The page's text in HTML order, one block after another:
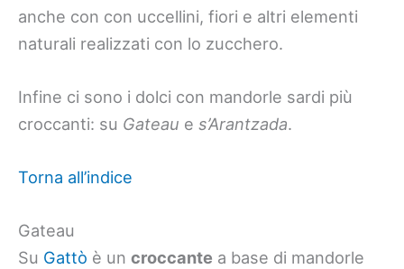
anche con con uccellini, fiori e altri elementi
naturali realizzati con lo zucchero.
Infine ci sono i dolci con mandorle sardi più
croccanti: su Gateau e s’Arantzada.
Torna all’indice
Gateau
Su Gattò è un croccante a base di mandorle